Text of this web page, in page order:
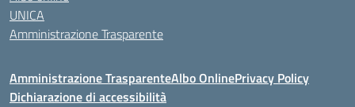
UNICA
Amministrazione Trasparente
Amministrazione TrasparenteAlbo OnlinePrivacy Policy
Dichiarazione di accessibilità